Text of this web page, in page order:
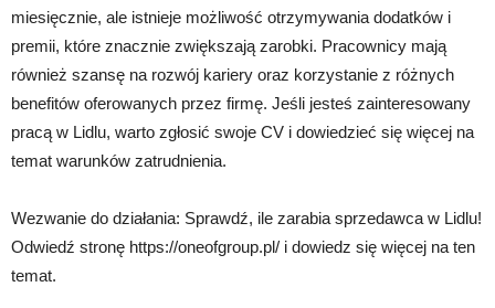
miesięcznie, ale istnieje możliwość otrzymywania dodatków i
premii, które znacznie zwiększają zarobki. Pracownicy mają
również szansę na rozwój kariery oraz korzystanie z różnych
benefitów oferowanych przez firmę. Jeśli jesteś zainteresowany
pracą w Lidlu, warto zgłosić swoje CV i dowiedzieć się więcej na
temat warunków zatrudnienia.
Wezwanie do działania: Sprawdź, ile zarabia sprzedawca w Lidlu!
Odwiedź stronę https://oneofgroup.pl/ i dowiedz się więcej na ten
temat.